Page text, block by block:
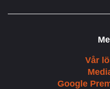
Vår
Google